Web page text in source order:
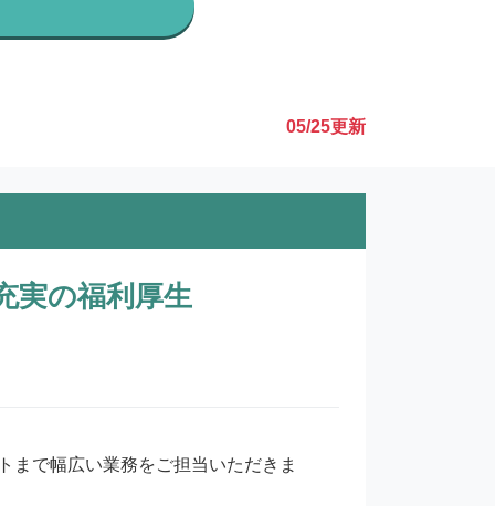
05/25更新
実の福利厚生
まで幅広い業務をご担当いただきま